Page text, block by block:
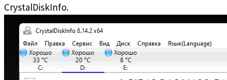
CrystalDiskInfo.